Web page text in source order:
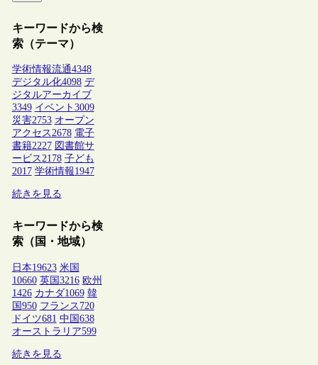
キーワードから検
索（テーマ）
学術情報流通4348
デジタル化4098 デ
ジタルアーカイブ
3349 イベント 3009
災害2753 オープン
アクセス2678 電子
書籍2227 図書館サ
ービス2178 子ども
2017 学術情報1947
続きを見る
キーワードから検
索（国・地域）
日本19623 米国
10660 英国3216 欧州
1426 カナダ1069 韓
国950 フランス 720
ドイツ681 中国638
オーストラリア599
続きを見る